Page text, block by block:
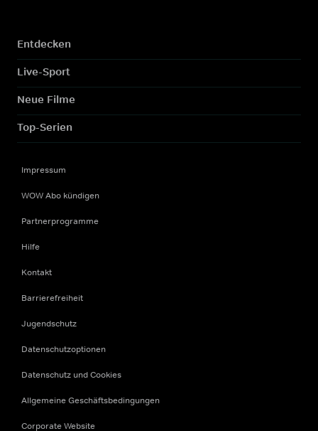
Entdecken
Live-Sport
Neue Filme
Top-Serien
Impressum
WOW Abo kündigen
Partnerprogramme
Hilfe
Kontakt
Barrierefreiheit
Jugendschutz
Datenschutzoptionen
Datenschutz und Cookies
Allgemeine Geschäftsbedingungen
Corporate Website